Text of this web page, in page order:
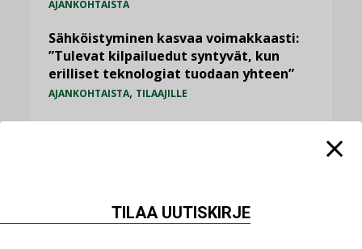
AJANKOHTAISTA
Sähköistyminen kasvaa voimakkaasti:
”Tulevat kilpailuedut syntyvät, kun
erilliset teknologiat tuodaan yhteen”
AJANKOHTAISTA, TILAAJILLE
Puutteellinen eristys lisää lämpöhäviöitä
LEHDEN ARTIKKELIT,TILAAJILLE
TILAA UUTISKIRJE